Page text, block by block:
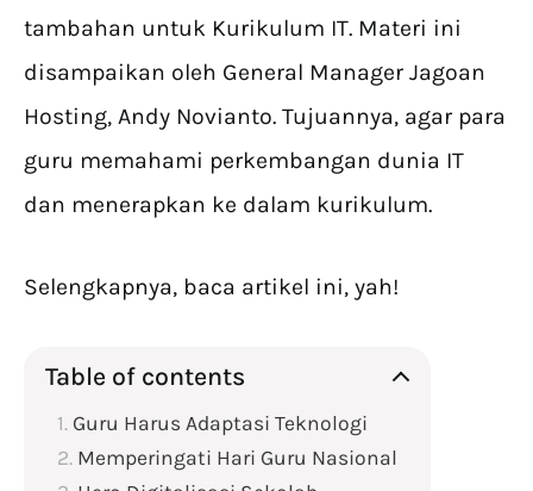
tambahan untuk Kurikulum IT. Materi ini
disampaikan oleh General Manager Jagoan
Hosting, Andy Novianto. Tujuannya, agar para
guru memahami perkembangan dunia IT
dan menerapkan ke dalam kurikulum.
Selengkapnya, baca artikel ini, yah!
Table of contents
Guru Harus Adaptasi Teknologi
Memperingati Hari Guru Nasional